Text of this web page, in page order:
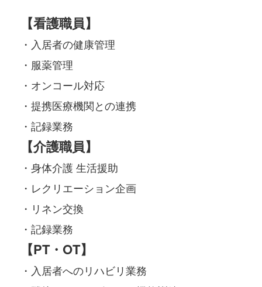
【看護職員】
・入居者の健康管理
・服薬管理
・オンコール対応
・提携医療機関との連携
・記録業務
【介護職員】
・身体介護 生活援助
・レクリエーション企画
・リネン交換
・記録業務
【PT・OT】
・入居者へのリハビリ業務